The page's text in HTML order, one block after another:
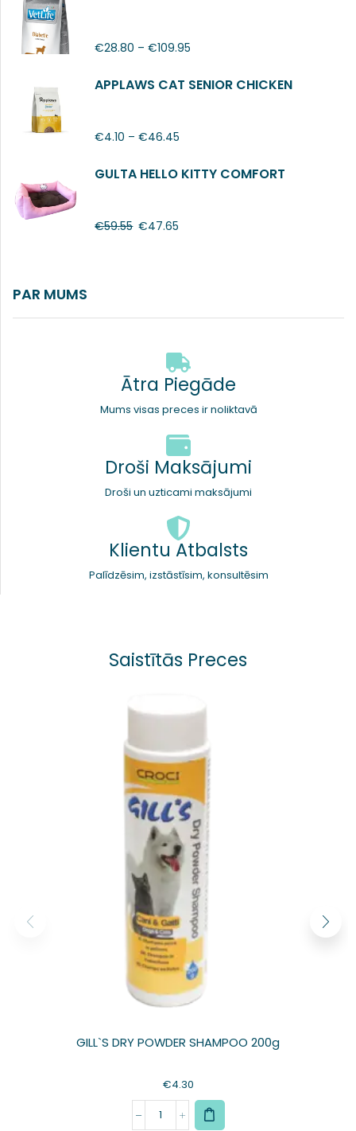
€28.80 – €109.95
APPLAWS CAT SENIOR CHICKEN
€4.10 – €46.45
GULTA HELLO KITTY COMFORT
€59.55 €47.65
PAR MUMS
Ātra Piegāde
Mums visas preces ir noliktavā
Droši Maksājumi
Droši un uzticami maksājumi
Klientu Atbalsts
Palīdzēsim, izstāstīsim, konsultēsim
Saistītās Preces
GILL`S DRY POWDER SHAMPOO 200g
€4.30